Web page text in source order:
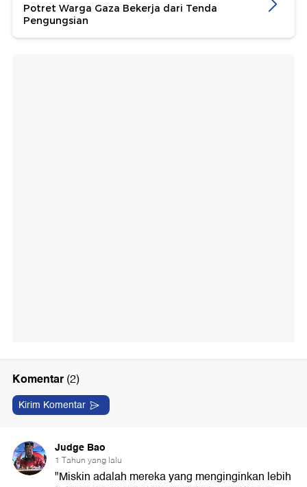
Potret Warga Gaza Bekerja dari Tenda
Pengungsian